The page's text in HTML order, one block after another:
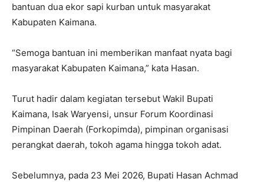
bantuan dua ekor sapi kurban untuk masyarakat
Kabupaten Kaimana.
“Semoga bantuan ini memberikan manfaat nyata bagi
masyarakat Kabupaten Kaimana,” kata Hasan.
Turut hadir dalam kegiatan tersebut Wakil Bupati
Kaimana, Isak Waryensi, unsur Forum Koordinasi
Pimpinan Daerah (Forkopimda), pimpinan organisasi
perangkat daerah, tokoh agama hingga tokoh adat.
Sebelumnya, pada 23 Mei 2026, Bupati Hasan Achmad